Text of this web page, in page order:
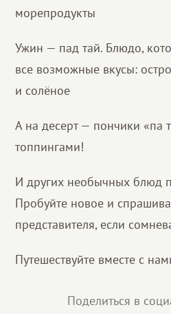
морепродукты
Ужин — пад тай. Блюдо,
все возможные вкусы:
и солёное
А на десерт — пончики «па
топпингами!
И других необычных блюд
Пробуйте новое и
представителя, если
Путешествуйте вместе с
Поделиться в